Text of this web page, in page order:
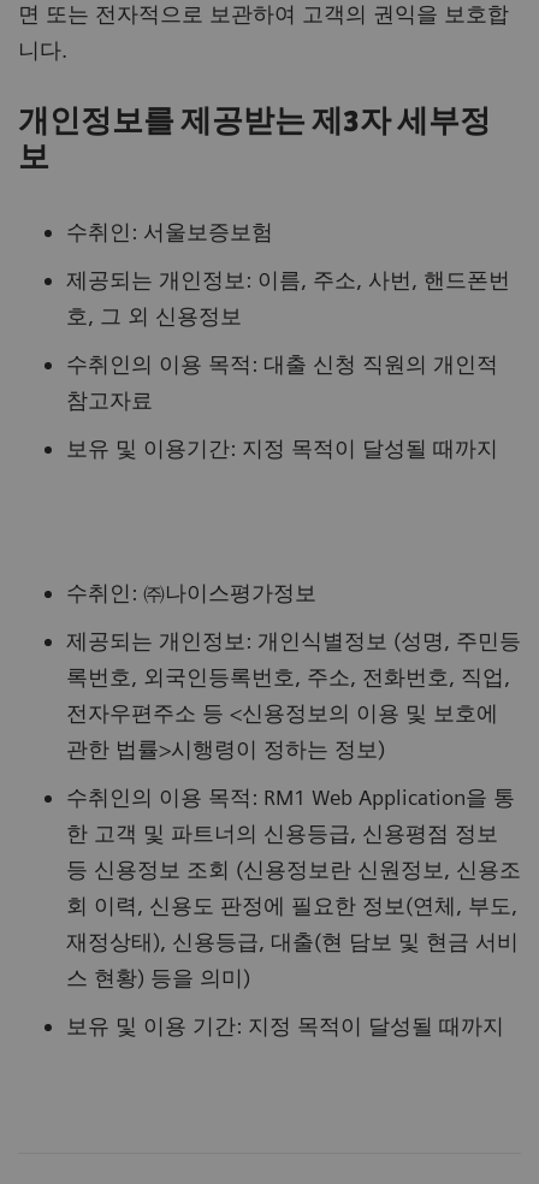
면 또는 전자적으로 보관하여 고객의 권익을 보호합
니다.
개인정보를 제공받는 제3자 세부정
보
수취인: 서울보증보험
제공되는 개인정보: 이름, 주소, 사번, 핸드폰번
호, 그 외 신용정보
수취인의 이용 목적: 대출 신청 직원의 개인적
참고자료
보유 및 이용기간: 지정 목적이 달성될 때까지
수취인: ㈜나이스평가정보
제공되는 개인정보: 개인식별정보 (성명, 주민등
록번호, 외국인등록번호, 주소, 전화번호, 직업,
전자우편주소 등 <신용정보의 이용 및 보호에
관한 법률>시행령이 정하는 정보)
수취인의 이용 목적: RM1 Web Application을 통
한 고객 및 파트너의 신용등급, 신용평점 정보
등 신용정보 조회 (신용정보란 신원정보, 신용조
회 이력, 신용도 판정에 필요한 정보(연체, 부도,
재정상태), 신용등급, 대출(현 담보 및 현금 서비
스 현황) 등을 의미)
보유 및 이용 기간: 지정 목적이 달성될 때까지